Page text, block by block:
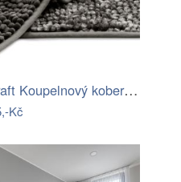
3kraft Koupelnový koberec Bati ocelově…
Kč